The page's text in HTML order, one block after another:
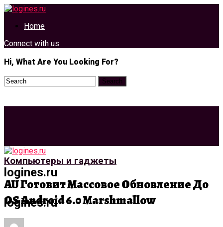
Home
Connect with us
Hi, What Are You Looking For?
logines.ru
logines.ru
Компьютеры и гаджеты
AU Готовит Массовое Обновление До
OS Android 6.0 Marshmallow